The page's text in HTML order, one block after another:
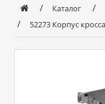
Каталог
52273 Корпус